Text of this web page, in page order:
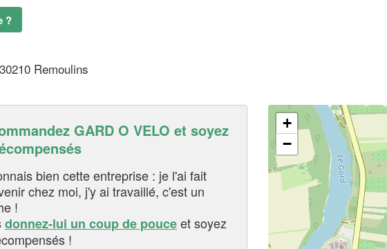
?
Remoulins
GARD O VELO et soyez
bien cette entreprise : je l'ai fait
chez moi, j'y ai travaillé, c'est un
!
donnez-lui un coup de pouceet soyez
!
+
−